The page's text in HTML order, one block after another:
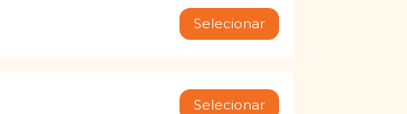
Selecionar
Selecionar